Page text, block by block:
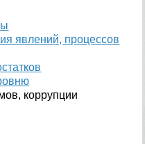
явлений, процессов
коррупции